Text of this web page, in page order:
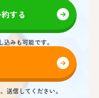
する
みも可能です。
送信してください。